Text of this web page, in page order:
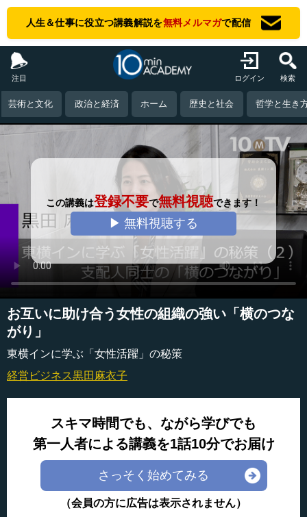
人生＆仕事に役立つ講義解説を無料メルマガで配信
注目 ログイン 検索
芸術と文化 政治と経済 ホーム 歴史と社会 哲学と生き
この講義は登録不要で無料視聴できます！
▶ 無料視聴する
お互いに助け合う女性の組織の強い「横のつな
がり」
東横インに学ぶ「女性活躍」の秘策
経営ビジネス黒田麻衣子
スキマ時間でも、ながら学びでも
第一人者による講義を1話10分でお届け
さっそく始めてみる
（会員の方に広告は表示されません）